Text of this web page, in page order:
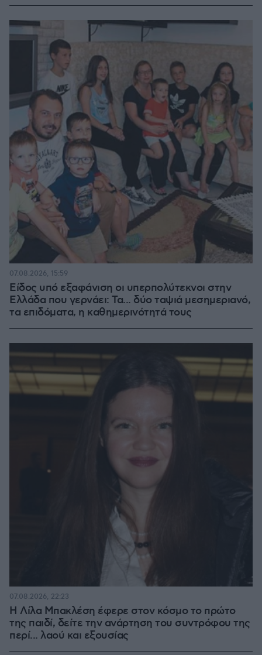
Είδος υπό εξαφάνιση οι υπερπολύτεκνοι στην
Ελλάδα που γερνάει: Τα... δύο ταψιά μεσημεριανό,
τα επιδόματα, η καθημερινότητά τους
07.08.2026, 15:59
Η Λίλα Μπακλέση έφερε στον κόσμο το πρώτο
της παιδί, δείτε την ανάρτηση του συντρόφου της
περί... λαού και εξουσίας
07.08.2026, 22:23